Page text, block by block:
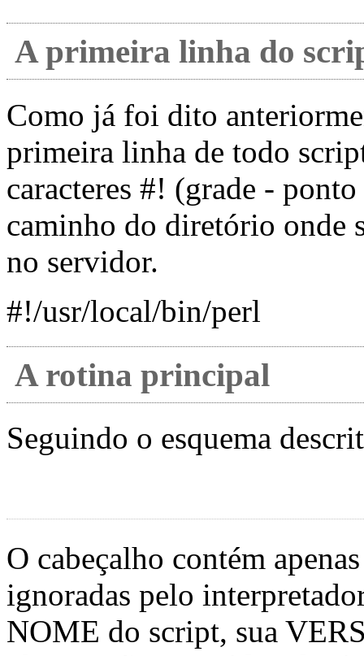
A primeira linha do
Como já foi dito
primeira linha de todo
caracteres #! (grade -
caminho do diretório onde
no servidor.
#!/usr/local/bin/perl
A rotina principal
Seguindo o esquema
O cabeçalho contém
ignoradas pelo
NOME do script, sua